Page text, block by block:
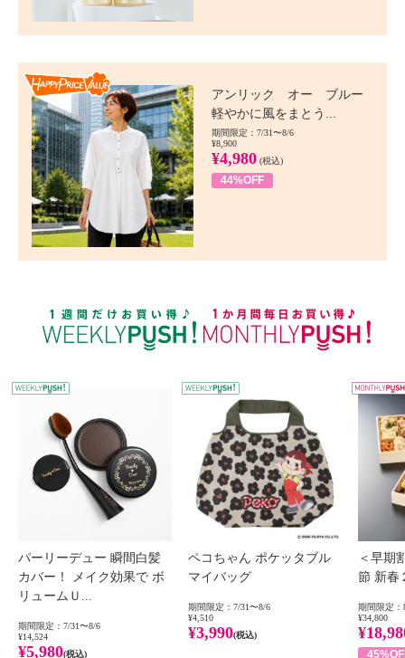
アンリック オー ブルー
軽やかに風をまとう...
期間限定：7/31〜8/6
¥8,900
¥4,980 (税込)
44%OFF
WEEKLY PUSH
パーリーデュー 瞬間白髪
カバー！ メイク効果で ボ
リュームＵ...
期間限定：7/31〜8/6
¥14,524
¥5,980(税込)
ペコちゃん ポケッタブル
マイバッグ
期間限定：7/31〜8/6
¥4,510
¥3,990(税込)
＜早期
節 新春
期間限定：
¥34,800